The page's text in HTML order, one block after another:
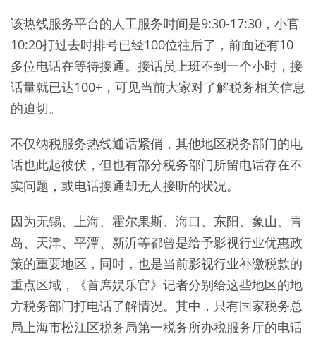
该热线服务平台的人工服务时间是9:30-17:30，小官
10:20打过去时排号已经100位往后了，前面还有10
多位电话在等待接通。接话员上班不到一个小时，接
话量就已达100+，可见当前大家对了解税务相关信息
的迫切。
不仅纳税服务热线通话紧俏，其他地区税务部门的电
话也此起彼伏，但也有部分税务部门所留电话存在不
实问题，或电话接通却无人接听的状况。
因为无锡、上海、霍尔果斯、海口、东阳、象山、青
岛、天津、平潭、新沂等都曾是给予影视行业优惠政
策的重要地区，同时，也是当前影视行业补缴税款的
重点区域，《首席娱乐官》记者分别给这些地区的地
方税务部门打电话了解情况。其中，只有国家税务总
局上海市松江区税务局第一税务所办税服务厅的电话